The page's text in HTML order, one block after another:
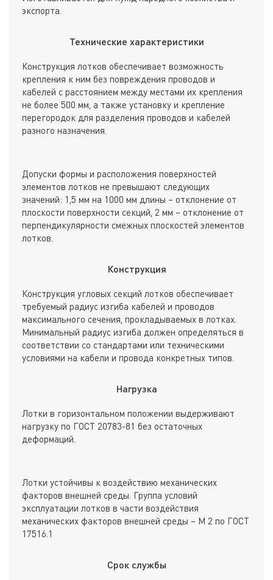
экспорта.
Технические характеристики
Конструкция лотков обеспечивает возможность
крепления к ним без повреждения проводов и
кабелей с расстоянием между местами их крепления
не более 500 мм, а также установку и крепление
перегородок для разделения проводов и кабелей
разного назначения.
Допуски формы и расположения поверхностей
элементов лотков не превышают следующих
значений: 1,5 мм на 1000 мм длины – отклонение от
плоскости поверхности секций, 2 мм – отклонение от
перпендикулярности смежных плоскостей элементов
лотков.
Конструкция
Конструкция угловых секций лотков обеспечивает
требуемый радиус изгиба кабелей и проводов
максимального сечения, прокладываемых в лотках.
Минимальный радиус изгиба должен определяться в
соответствии со стандартами или техническими
условиями на кабели и провода конкретных типов.
Нагрузка
Лотки в горизонтальном положении выдерживают
нагрузку по ГОСТ 20783-81 без остаточных
деформаций.
Лотки устойчивы к воздействию механических
факторов внешней среды. Группа условий
эксплуатации лотков в части воздействия
механических факторов внешней среды – М 2 по ГОСТ
17516.1
Срок службы